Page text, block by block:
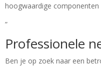
hoogwaardige
”
Professionele
Ben je op zoek naar een